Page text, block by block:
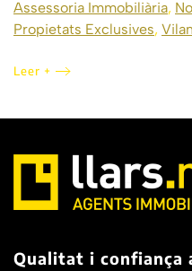
Assessoria Immobiliària,
Propietats Exclusives,
Leer +
Qualitat i confiança